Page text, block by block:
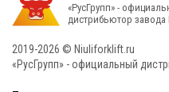
«РусГрупп» -
диcтрибьютор завода
2019-2026 © Niuliforklift.ru
«РусГрупп» - официальный